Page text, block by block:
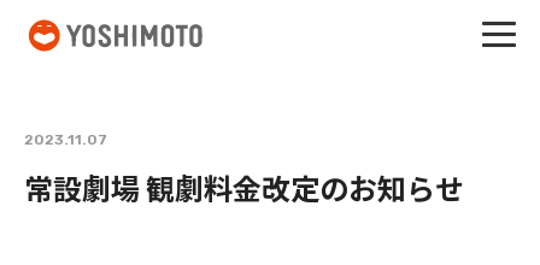
2023.11.07
常設劇場 観劇料金改定のお知らせ